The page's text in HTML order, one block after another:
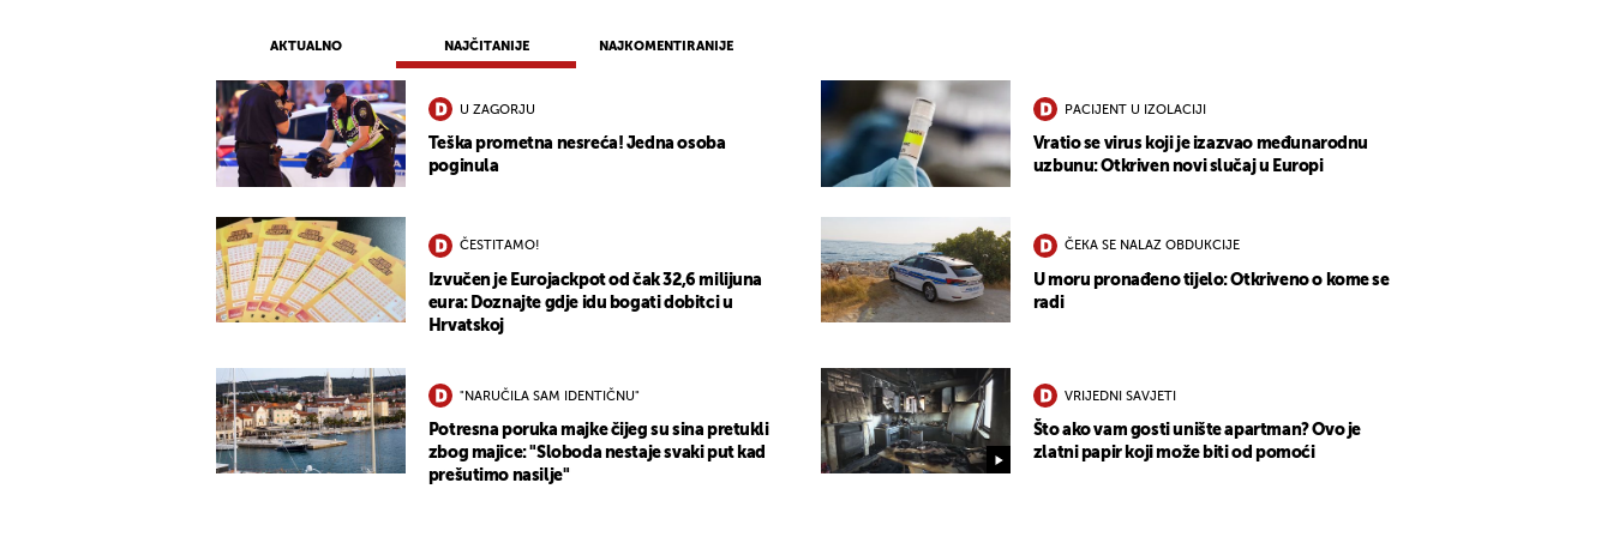
AKTUALNO NAJČITANIJE NAJKOMENTIRANIJE
U ZAGORJU
Teška prometna nesreća! Jedna osoba
poginula
PACIJENT U IZOLACIJI
Vratio se virus koji je izazvao međunarodnu
uzbunu: Otkriven novi slučaj u Europi
ČESTITAMO!
Izvučen je Eurojackpot od čak 32,6 milijuna
eura: Doznajte gdje idu bogati dobitci u
Hrvatskoj
ČEKA SE NALAZ OBDUKCIJE
U moru pronađeno tijelo: Otkriveno o kome se
radi
"NARUČILA SAM IDENTIČNU"
Potresna poruka majke čijeg su sina pretukli
zbog majice: "Sloboda nestaje svaki put kad
prešutimo nasilje"
VRIJEDNI SAVJETI
Što ako vam gosti unište apartman? Ovo je
zlatni papir koji može biti od pomoći